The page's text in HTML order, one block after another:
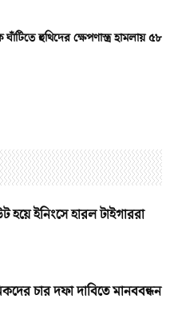
হুথিদের ক্ষেপণাস্ত্র হামলায় ৫৮
ইনিংসে হারল টাইগাররা
চার দফা দাবিতে মানববন্ধন